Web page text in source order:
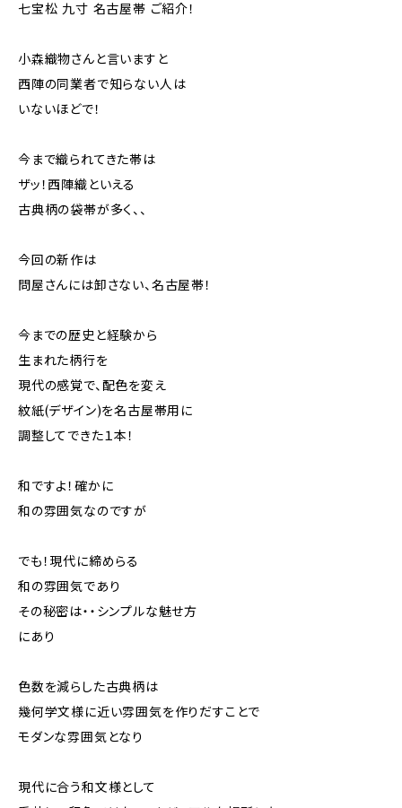
七宝松 九寸 名古屋帯 ご紹介！
小森織物さんと言いますと
西陣の同業者で知らない人は
いないほどで！
今まで織られてきた帯は
ザッ！西陣織といえる
古典柄の袋帯が多く、、
今回の新作は
問屋さんには卸さない、名古屋帯！
今までの歴史と経験から
生まれた柄行を
現代の感覚で、配色を変え
紋紙(デザイン)を名古屋帯用に
調整してできた１本！
和ですよ！確かに
和の雰囲気なのですが
でも！現代に締めらる
和の雰囲気であり
その秘密は・・シンプルな魅せ方
にあり
色数を減らした古典柄は
幾何学文様に近い雰囲気を作りだすことで
モダンな雰囲気となり
現代に合う和文様として